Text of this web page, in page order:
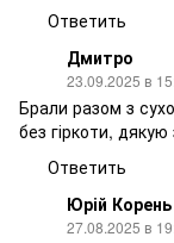
Ответить
Дмитро
23.09.2025 в
Брали разом з
без гіркоти,
Ответить
Юрій Корень
27.08.2025 в